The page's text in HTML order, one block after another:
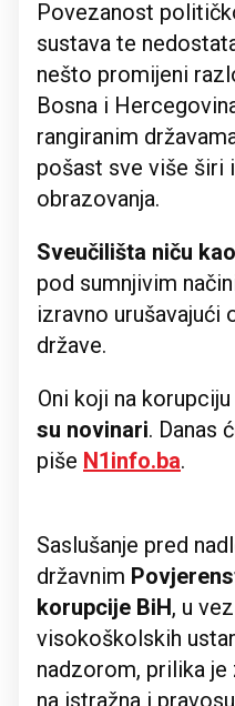
Povezanost
sustava te
nešto promijeni
Bosna i
rangiranim
pošast sve više širi
obrazovanja.
Sveučilišta niču
pod sumnjivim
izravno
države.
Oni koji na korupciju
su novinari. Danas
piše N1info.ba.
Saslušanje pred
državnim
korupcije BiH, u
visokoškolskih
nadzorom, prilika
na istražna i